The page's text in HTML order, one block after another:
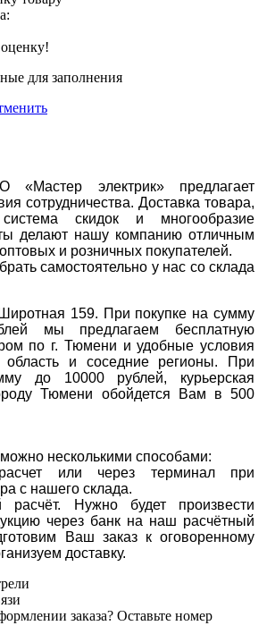
для заполнения
«Мастер электрик» предлагает
сотрудничества. Доставка товара,
скидок и многообразие
делают нашу компанию отличным
и розничных покупателей.
самостоятельно у нас со склада
159. При покупке на сумму
мы предлагаем бесплатную
по г. Тюмени и удобные условия
область и соседние регионы. При
до 10000 рублей, курьерская
Тюмени обойдется Вам в 500
несколькими способами:
или через терминал при
с нашего склада.
расчёт. Нужно будет произвести
через банк на наш расчётный
Ваш заказ к оговоренному
доставку.
заказа? Оставьте номер